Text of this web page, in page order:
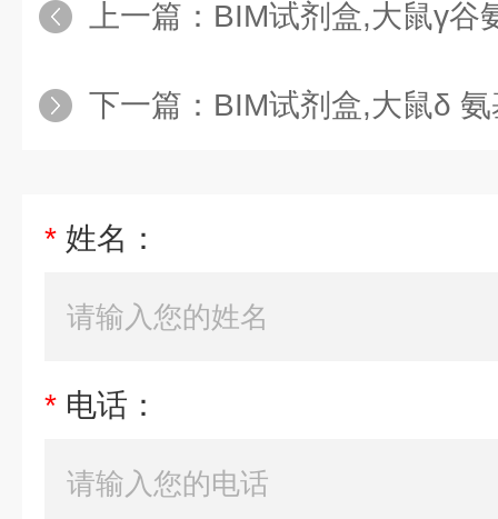
上一篇： BIM试剂盒,大鼠γ谷氨酰转肽
下一篇： BIM试剂盒,大鼠δ 氨基酮戊
* 姓名：
* 电话：